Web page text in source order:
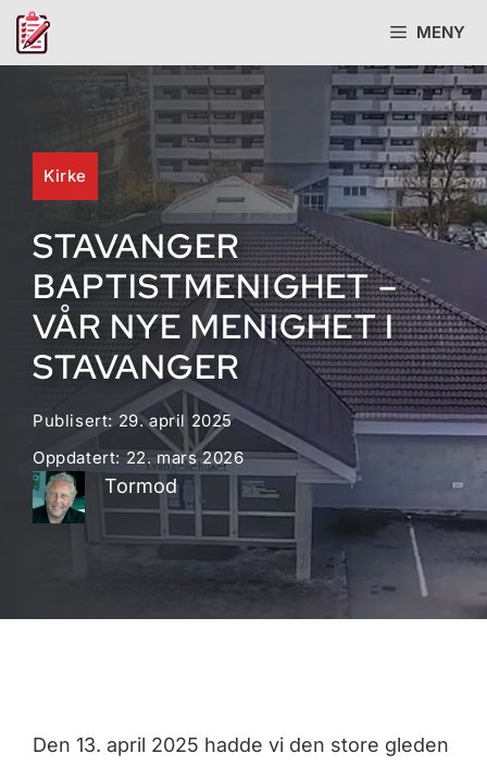
Hopp
MENY
Kirke
STAVANGER
BAPTISTMENIGHET –
VÅR NYE MENIGHET I
STAVANGER
Publisert: 29. april 2025
Oppdatert: 22. mars 2026
Tormod
Den 13. april 2025 hadde vi den store gleden